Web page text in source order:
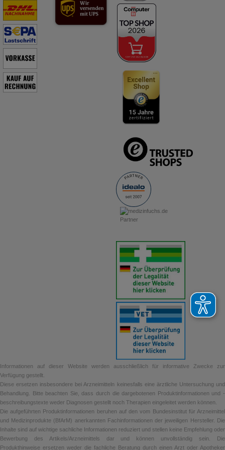
Informationen auf dieser Website werden ausschließlich für informative Zwecke zur
Verfügung gestellt.
Diese ersetzen insbesondere bei Arzneimitteln keinesfalls eine ärztliche Untersuchung und
Behandlung. Bitte beachten Sie, dass durch die dargebotenen Produktinformationen und -
beschreibungstexte weder Diagnosen gestellt noch Therapien eingeleitet werden können.
Die aufgeführten Produktinformationen beruhen auf den vom Bundesinstitut für Arzneimittel
und Medizinprodukte (BfArM) anerkannten Fachinformationen der jeweiligen Hersteller. Die
Inhalte sind auf wichtige sachliche Informationen reduziert und stellen keine Empfehlung oder
Bewerbung des Artikels/Arzneimittels dar und können unvollständig sein. Die
Produkthinweise ersetzen weder die fachliche Beratung durch einen Arzt oder Apotheker